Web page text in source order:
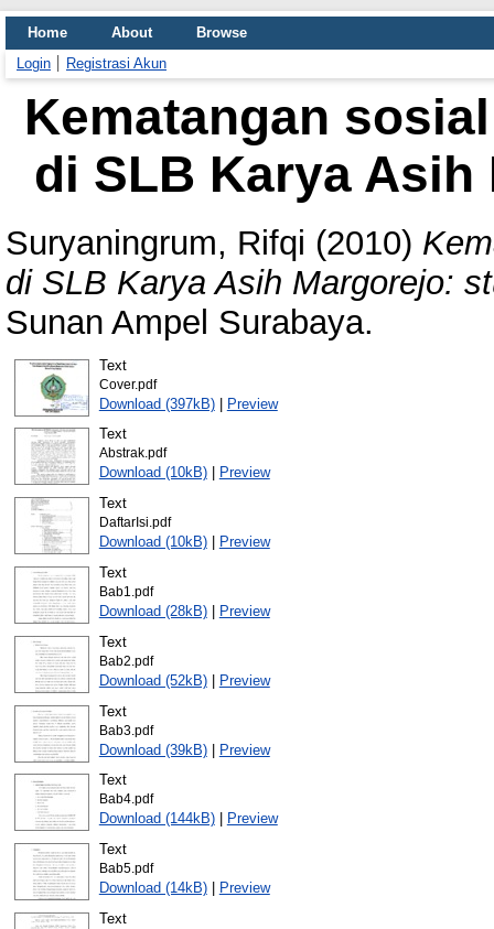
Home About
Browse
Login
Registrasi Akun
Kematangan
di SLB Karya
Suryaningrum, Rifqi (2010)
di SLB Karya Asih Margorejo:
Sunan Ampel Surabaya.
Text
Cover.pdf
Download (397kB)| Preview
Text
Abstrak.pdf
Download (10kB)|
Preview
Text
DaftarIsi.pdf
Download (10kB)|
Preview
Text
Bab1.pdf
Download (28kB)|
Preview
Text
Bab2.pdf
Download (52kB)|
Preview
Text
Bab3.pdf
Download (39kB)| Preview
Text
Bab4.pdf
Download (144kB)|
Preview
Text
Bab5.pdf
Download (14kB)|
Preview
Text